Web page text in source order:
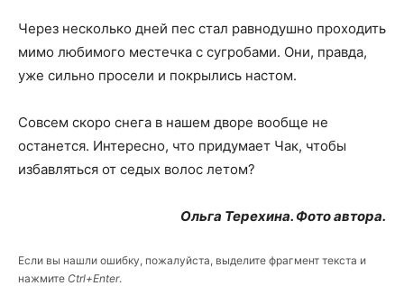
Через несколько дней пес стал равнодушно проходить
мимо любимого местечка с сугробами. Они, правда,
уже сильно просели и покрылись настом.
Совсем скоро снега в нашем дворе вообще не
останется. Интересно, что придумает Чак, чтобы
избавляться от седых волос летом?
Ольга Терехина. Фото автора.
Если вы нашли ошибку, пожалуйста, выделите фрагмент текста и
нажмите Ctrl+Enter.